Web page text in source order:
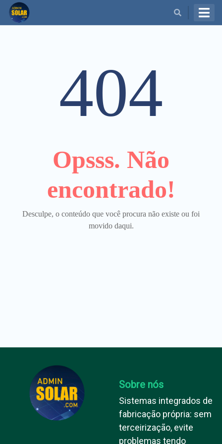
404
Opsss. Não
encontrado!
Desculpe, o conteúdo que você procura não existe ou foi
movido daqui.
Sobre nós
Sistemas integrados de
fabricação própria: sem
terceirização, evite
problemas tendo